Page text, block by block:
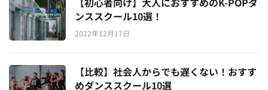
ンススクール10選！
2022年12月17日
【比較】社会人からでも遅くない！おすす
めダンススクール10選